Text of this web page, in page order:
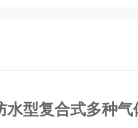
水型复合式多种